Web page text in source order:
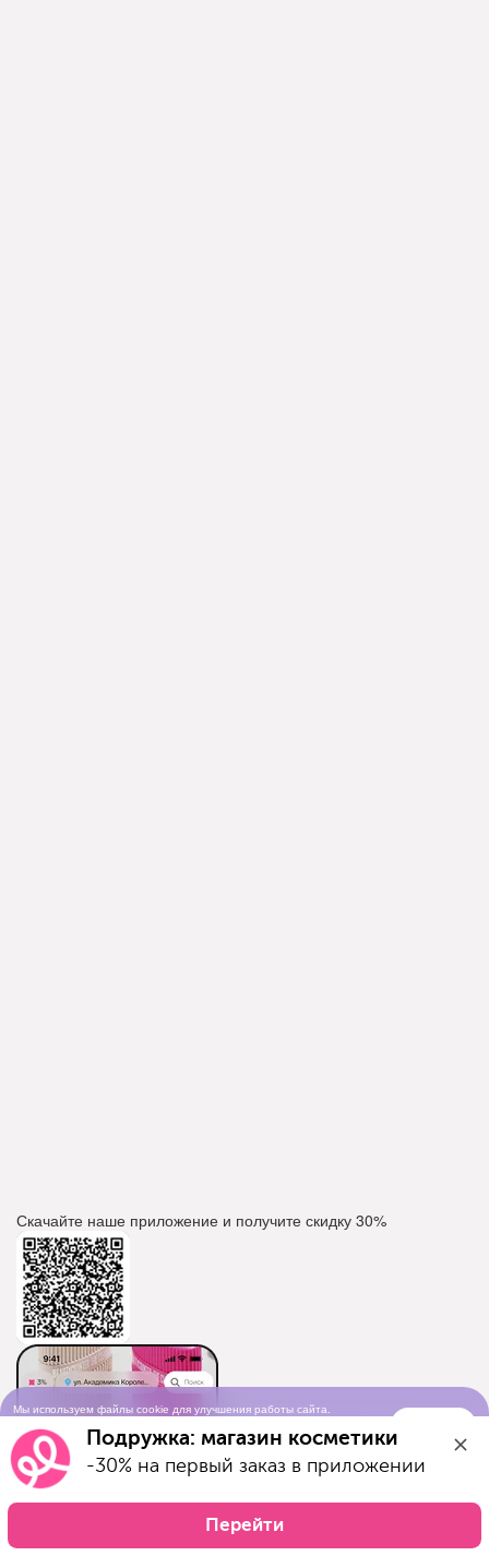
Скачайте наше приложение и получите скидку 30%
Мы используем файлы cookie для улучшения работы сайта.
использования cookie-файловПодружка: магазин косметики
-30% на первый заказ в приложении
Перейти